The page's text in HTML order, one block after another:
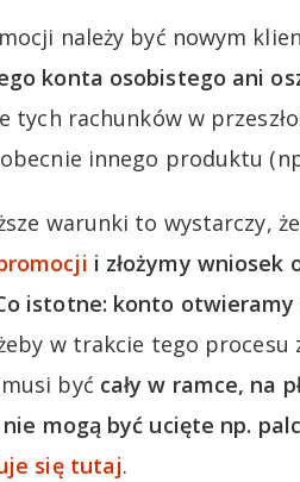
należy być nowym
konta osobistego ani
tych rachunków w
innego produktu
warunki to wystarczy, że
i złożymy wniosek
istotne: konto
w trakcie tego
być cały w ramce, na
mogą być ucięte np.
się tutaj.